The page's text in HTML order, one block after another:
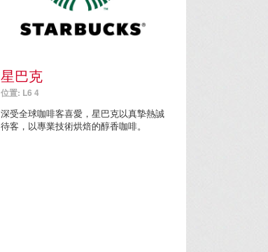
星巴克
位置: L6 4
深受全球咖啡客喜愛，星巴克以真摯熱誠
待客，以專業技術烘焙的醇香咖啡。